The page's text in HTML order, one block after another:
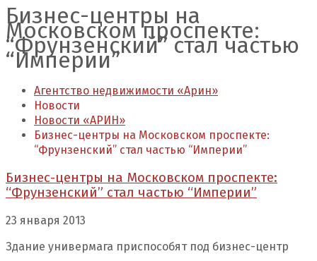
Бизнес-центры на
Московском проспекте:
“Фрунзенский” стал частью
“Империи”
Агентство недвижимости «Арин»
Новости
Новости «АРИН»
Бизнес-центры на Московском проспекте:
“Фрунзенский” стал частью “Империи”
Бизнес-центры на Московском проспекте:
“Фрунзенский” стал частью “Империи”
23 января 2013
Здание универмага приспособят под бизнес-центр